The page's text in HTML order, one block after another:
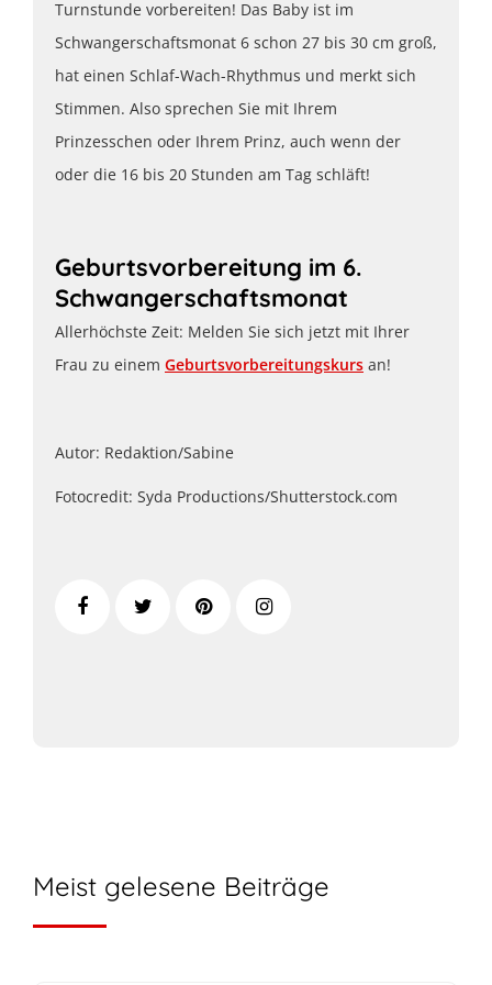
Turnstunde vorbereiten! Das Baby ist im
Schwangerschaftsmonat 6 schon 27 bis 30 cm groß,
hat einen Schlaf-Wach-Rhythmus und merkt sich
Stimmen. Also sprechen Sie mit Ihrem
Prinzesschen oder Ihrem Prinz, auch wenn der
oder die 16 bis 20 Stunden am Tag schläft!
Geburtsvorbereitung im 6.
Schwangerschaftsmonat
Allerhöchste Zeit: Melden Sie sich jetzt mit Ihrer
Frau zu einem Geburtsvorbereitungskurs an!
Autor: Redaktion/Sabine
Fotocredit: Syda Productions/Shutterstock.com
Meist gelesene Beiträge